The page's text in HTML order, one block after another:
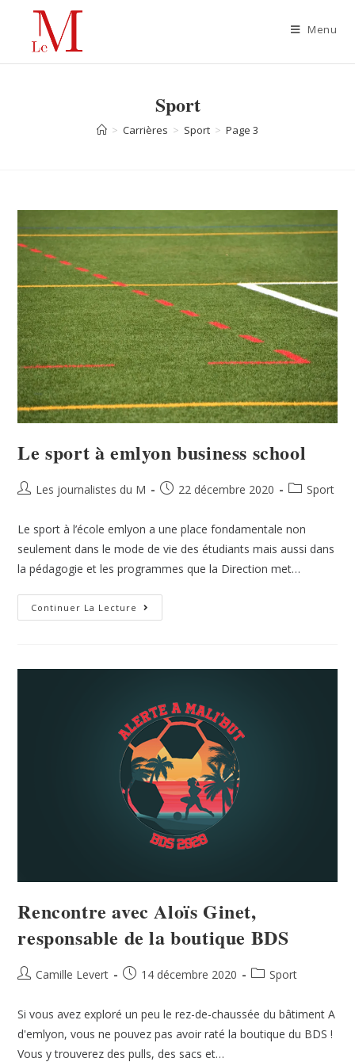
Menu
Sport
> Carrières > Sport > Page 3
Le sport à emlyon business school
Les journalistes du M 22 décembre 2020 Sport
Le sport à l’école emlyon a une place fondamentale non
seulement dans le mode de vie des étudiants mais aussi dans
la pédagogie et les programmes que la Direction met…
Continuer La Lecture
Rencontre avec Aloïs Ginet,
responsable de la boutique BDS
Camille Levert 14 décembre 2020 Sport
Si vous avez exploré un peu le rez-de-chaussée du bâtiment A
d'emlyon, vous ne pouvez pas avoir raté la boutique du BDS !
Vous y trouverez des pulls, des sacs et…